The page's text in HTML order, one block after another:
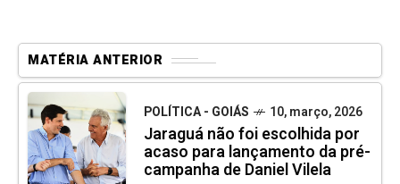
MATÉRIA ANTERIOR
POLÍTICA - GOIÁS 10, março, 2026
Jaraguá não foi escolhida por
acaso para lançamento da pré-
campanha de Daniel Vilela